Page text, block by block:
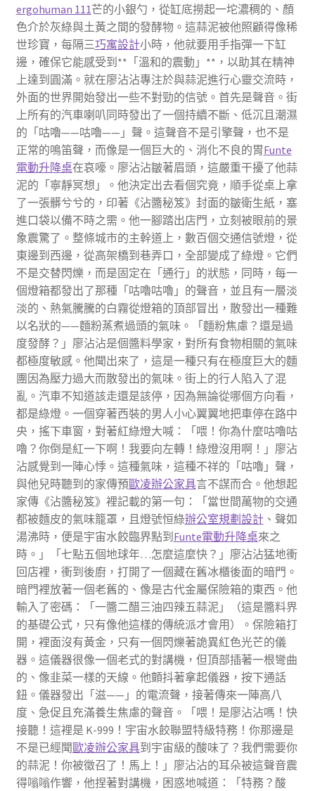
ergohuman 111芒的小銀勺，從缸底撈起一坨濃稠的、顏
色介於灰綠與土黃之間的發酵物。這蒜泥被他照顧得像稀
世珍寶，每隔三巧寓設計小時，他就要用手指彈一下缸
邊，確保它能感受到**「溫和的震動」**，以助其在精神
上達到圓滿。就在廖沾沾專注於與蒜泥進行心靈交流時，
外面的世界開始發出一些不對勁的信號。首先是聲音。街
上所有的汽車喇叭同時發出了一個持續不斷、低沉且潮濕
的「咕嚕——咕嚕——」聲。這聲音不是引擎聲，也不是
正常的鳴笛聲，而像是一個巨大的、消化不良的胃Funte
電動升降桌在哀嚎。廖沾沾皺著眉頭，這嚴重干擾了他蒜
泥的「寧靜冥想」。他決定出去看個究竟，順手從桌上拿
了一張髒兮兮的，印著《沾醬秘笈》封面的皺衛生紙，塞
進口袋以備不時之需。他一腳踏出店門，立刻被眼前的景
象震驚了。整條城市的主幹道上，數百個交通信號燈，從
東邊到西邊，從高架橋到巷弄口，全部變成了綠燈。它們
不是交替閃爍，而是固定在「通行」的狀態，同時，每一
個燈箱都發出了那種「咕嚕咕嚕」的聲音，並且有一層淡
淡的、熱氣騰騰的白霧從燈箱的頂部冒出，散發出一種難
以名狀的——麵粉蒸煮過頭的氣味。「麵粉焦慮？還是過
度發酵？」廖沾沾是個醬料學家，對所有食物相關的氣味
都極度敏感。他聞出來了，這是一種只有在極度巨大的麵
團因為壓力過大而散發出的氣味。街上的行人陷入了混
亂。汽車不知道該走還是該停，因為無論從哪個方向看，
都是綠燈。一個穿著西裝的男人小心翼翼地把車停在路中
央，搖下車窗，對著紅綠燈大喊：「喂！你為什麼咕嚕咕
嚕？你倒是紅一下啊！我要向左轉！綠燈沒用啊！」廖沾
沾感覺到一陣心悸。這種氣味，這種不祥的「咕嚕」聲，
與他兒時聽到的家傳預歐凌辦公家具言不謀而合。他想起
家傳《沾醬秘笈》裡記載的第一句：「當世間萬物的交通
都被麵皮的氣味籠罩，且燈號恒綠辦公室規劃設計、聲如
湯沸時，便是宇宙水餃臨界點到 Funte電動升降桌來之
時。」「七點五個地球年…怎麼這麼快？」廖沾沾猛地衝
回店裡，衝到後廚，打開了一個藏在舊冰櫃後面的暗門。
暗門裡放著一個老舊的、像是古代金屬保險箱的東西。他
輸入了密碼：「一醬二醋三油四辣五蒜泥」（這是醬料界
的基礎公式，只有像他這樣的傳統派才會用）。保險箱打
開，裡面沒有黃金，只有一個閃爍著詭異紅色光芒的儀
器。這儀器很像一個老式的對講機，但頂部插著一根彎曲
的、像韭菜一樣的天線。他顫抖著拿起儀器，按下通話
鈕。儀器發出「滋——」的電流聲，接著傳來一陣高八
度、急促且充滿養生焦慮的聲音。「喂！是廖沾沾嗎！快
接聽！這裡是 K-999！宇宙水餃聯盟特級特務！你那邊是
不是已經聞歐凌辦公家具到宇宙級的酸味了？我們需要你
的蒜泥！你被徵召了！馬上！」廖沾沾的耳朵被這聲音震
得嗡嗡作響，他捏著對講機，困惑地喊道：「特務？酸